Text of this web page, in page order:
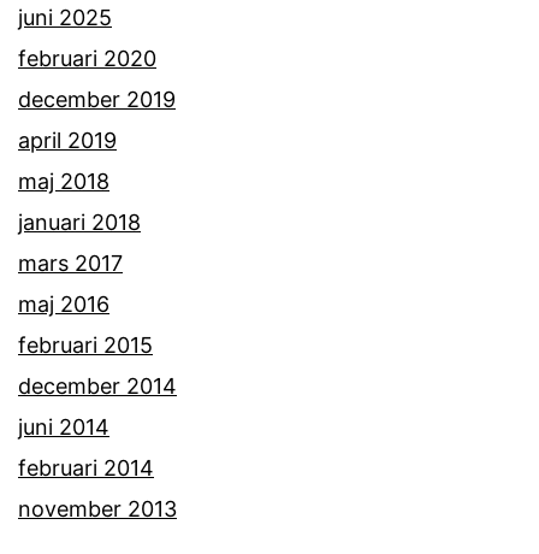
juni 2025
februari 2020
december 2019
april 2019
maj 2018
januari 2018
mars 2017
maj 2016
februari 2015
december 2014
juni 2014
februari 2014
november 2013